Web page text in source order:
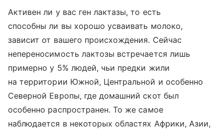
Активен ли у вас ген лактазы, то есть
способны ли вы хорошо усваивать молоко,
зависит от вашего происхождения. Сейчас
непереносимость лактозы встречается лишь
примерно у 5% людей, чьи предки жили
на территории Южной, Центральной и особенно
Северной Европы, где домашний скот был
особенно распространен. То же самое
наблюдается в некоторых областях Африки, Азии,